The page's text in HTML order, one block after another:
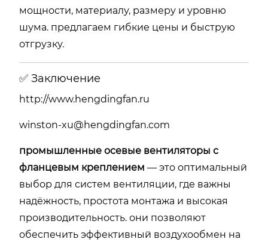
мощности, материалу, размеру и уровню
шума. предлагаем гибкие цены и быструю
отгрузку.
✅ Заключение
http://www.hengdingfan.ru
winston-xu@hengdingfan.com
промышленные осевые вентиляторы с
фланцевым креплением — это оптимальный
выбор для систем вентиляции, где важны
надёжность, простота монтажа и высокая
производительность. они позволяют
обеспечить эффективный воздухообмен на